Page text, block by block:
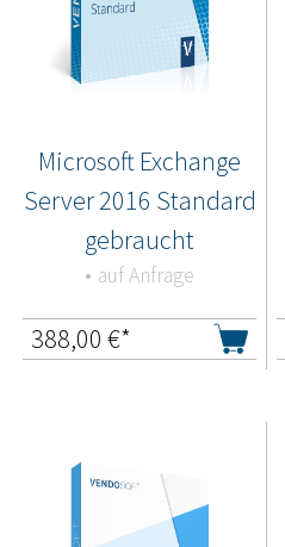
Microsoft Exchange
Server 2016 Standard
gebraucht
auf Anfrage
388,00 €*